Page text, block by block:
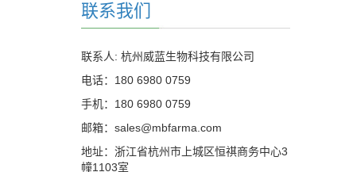
联系我们
联系人: 杭州威蓝生物科技有限公司
电话：180 6980 0759
手机：180 6980 0759
邮箱：sales@mbfarma.com
地址：浙江省杭州市上城区恒祺商务中心3
幢1103室